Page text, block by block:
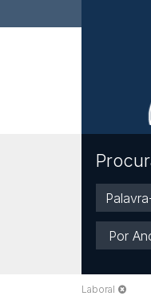
Palavra-
chave
Ano
Laboral